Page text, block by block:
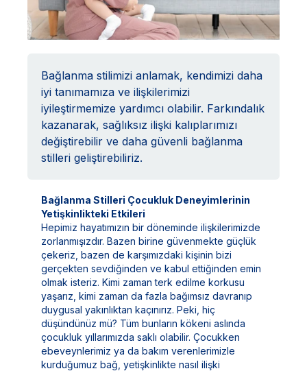
Bağlanma stilimizi anlamak, kendimizi daha
iyi tanımamıza ve ilişkilerimizi
iyileştirmemize yardımcı olabilir. Farkındalık
kazanarak, sağlıksız ilişki kalıplarımızı
değiştirebilir ve daha güvenli bağlanma
stilleri geliştirebiliriz.
Bağlanma Stilleri Çocukluk Deneyimlerinin
Yetişkinlikteki Etkileri
Hepimiz hayatımızın bir döneminde ilişkilerimizde
zorlanmışızdır. Bazen birine güvenmekte güçlük
çekeriz, bazen de karşımızdaki kişinin bizi
gerçekten sevdiğinden ve kabul ettiğinden emin
olmak isteriz. Kimi zaman terk edilme korkusu
yaşarız, kimi zaman da fazla bağımsız davranıp
duygusal yakınlıktan kaçınırız. Peki, hiç
düşündünüz mü? Tüm bunların kökeni aslında
çocukluk yıllarımızda saklı olabilir. Çocukken
ebeveynlerimiz ya da bakım verenlerimizle
kurduğumuz bağ, yetişkinlikte nasıl ilişki